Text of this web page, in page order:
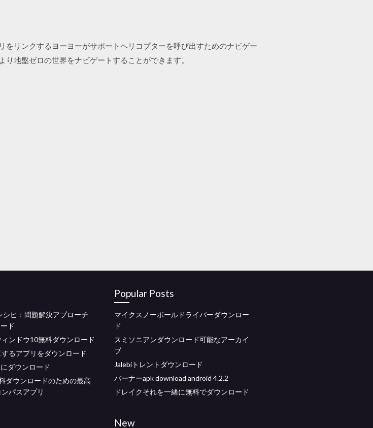
リンクするヨーヨーがサポートヘリコプターを呼び出すためのナビゲー
地盤ゼロの世界をナビゲートすることができます。
シピ：問題解決アプローチ
ド
ンドウ10無料ダウンロード
るアプリをダウンロード
ダウンロード
ダウンロードのための最高
パスアプリ
Popular Posts
マイクスノーボールドライバーダウンロー
ド
スミソニアンダウンロード可能なアーカイ
ブ
Jalebiトレントダウンロード
バーナーapk download android 4.2.2
ドレイクそれを一緒に無料でダウンロード
New